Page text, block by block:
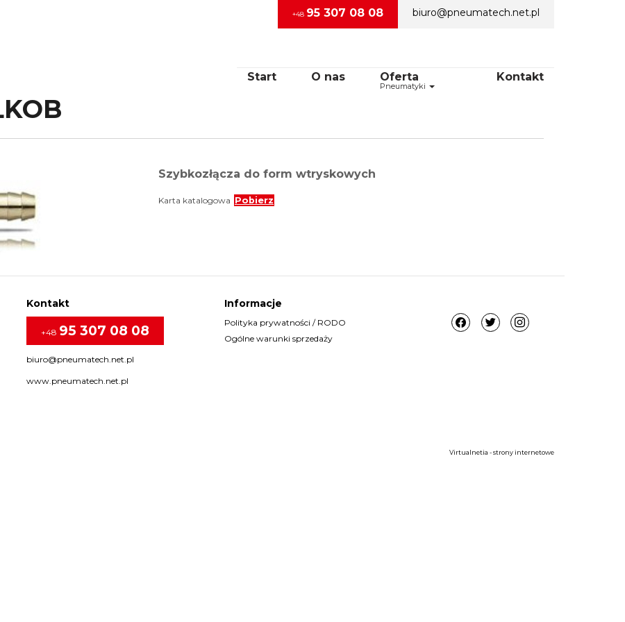
+48 95 307 08 08 biuro@pneumatech.net.pl
Start O nas Oferta
Pneumatyki
Kontakt
Szybkozłącza do form wtryskowych
Karta katalogowa Pobierz
Kontakt
+48 95 307 08 08
biuro@pneumatech.net.pl
www.pneumatech.net.pl
Informacje
Polityka prywatności / RODO
Ogólne warunki sprzedaży
Virtualnetia - strony internetowe